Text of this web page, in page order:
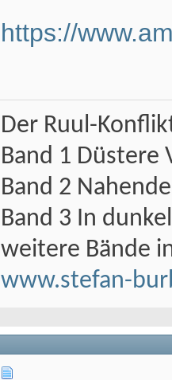
https://
Der Ruul-
Band 1 Düstere
Band 2
Band 3 In
weitere Bände
www.stefan-